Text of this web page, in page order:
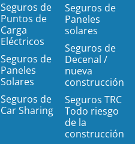
Seguros de
Puntos de
Carga
Eléctricos
Seguros de
Paneles
Solares
Seguros de
Car Sharing
Seguros de
Paneles
solares
Seguros de
Decenal /
nueva
construcción
Seguros TRC
Todo riesgo
de la
construcción